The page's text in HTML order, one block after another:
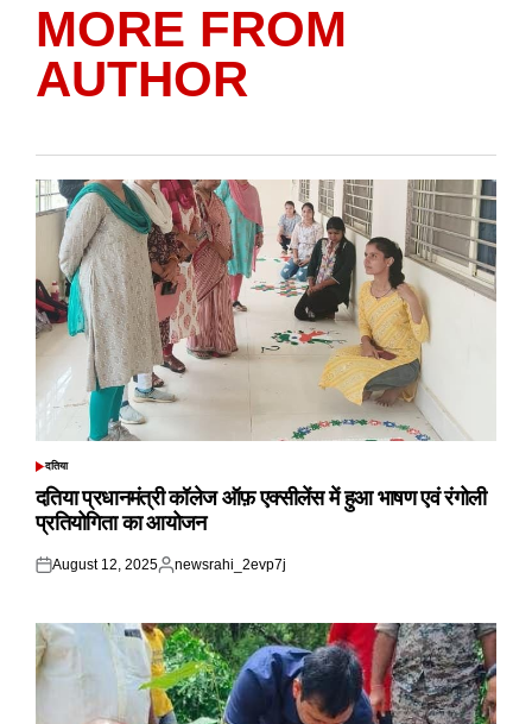
MORE FROM
AUTHOR
POSTED
दतिया
दतिया प्रधानमंत्री कॉलेज ऑफ़ एक्सीलेंस में हुआ भाषण एवं रंगोली
प्रतियोगिता का आयोजन
Posted
August 12, 2025
Posted
newsrahi_2evp7j